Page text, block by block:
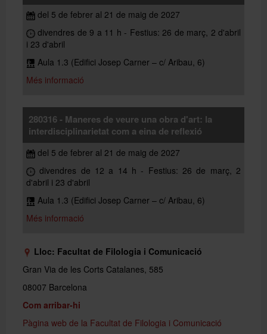
del 5 de febrer al 21 de maig de 2027
divendres de 9 a 11 h - Festius: 26 de març, 2 d'abril
i 23 d'abril
Aula 1.3 (Edifici Josep Carner – c/ Aribau, 6)
Més informació
280316 - Maneres de veure una obra d'art: la
interdisciplinarietat com a eina de reflexió
del 5 de febrer al 21 de maig de 2027
divendres de 12 a 14 h - Festius: 26 de març, 2
d'abril i 23 d'abril
Aula 1.3 (Edifici Josep Carner – c/ Aribau, 6)
Més informació
Lloc: Facultat de Filologia i Comunicació
Gran Via de les Corts Catalanes, 585
08007 Barcelona
Com arribar-hi
Pàgina web de la Facultat de Filologia i Comunicació